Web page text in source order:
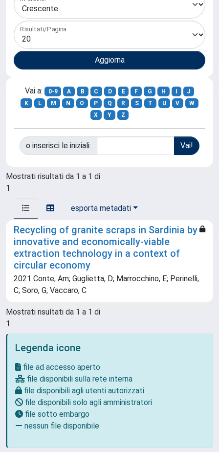
Risultati/Pagina
Vai a: 0-9 A B C D E F G H
J
K
L M N O P Q R S T U V
W
X
Y Z
o inserisci le iniziali:
Mostrati risultati da 1 a 1 di
1
esporta metadati
Recycling of granite scraps in Sardinia by
innovative and economically-viable
extraction technology in a context of
circular economy
2021 Conte, Am; Guglietta, D; Marrocchino, E; Perinelli,
C; Soro, G; Vaccaro, C
Mostrati risultati da 1 a 1 di
1
Legenda icone
file ad accesso aperto
file disponibili sulla rete interna
file disponibili agli utenti autorizzati
file disponibili solo agli amministratori
file sotto embargo
nessun file disponibile